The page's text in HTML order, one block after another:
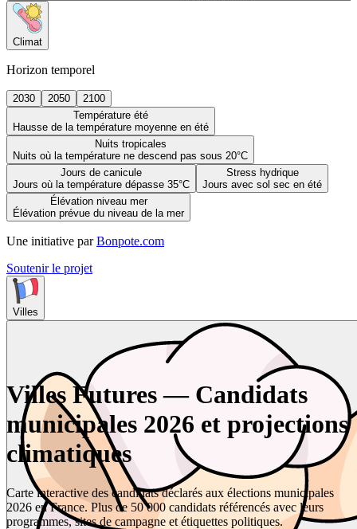
Climat
Horizon temporel
2030 2050
2100
Température été
Hausse de la température moyenne en été
Nuits tropicales
Nuits où la température ne descend pas sous 20°C
Jours de canicule
Jours où la température dépasse 35°C
Stress hydrique
Jours avec sol sec en été
Élévation niveau mer
Élévation prévue du niveau de la mer
Une initiative par Bonpote.com
Soutenir le projet
Villes
Villes Futures — Candidats
municipales 2026 et projections
climatiques
Carte interactive des candidats déclarés aux élections municipales
2026 en France. Plus de 50 000 candidats référencés avec leurs
programmes, sites de campagne et étiquettes politiques.